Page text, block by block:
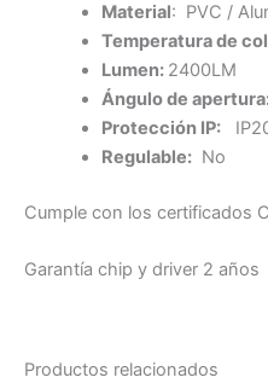
Material: PVC /
Temperatura de
Lumen: 2400LM
Ángulo de
Protección IP:IP20
Regulable:No
Cumple con los certificados
Garantía chip y driver 2 años
Productos relacionados